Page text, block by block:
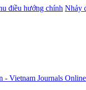
điều hướng chính Nhảy